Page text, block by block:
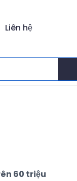
Liên hệ
60 triệu